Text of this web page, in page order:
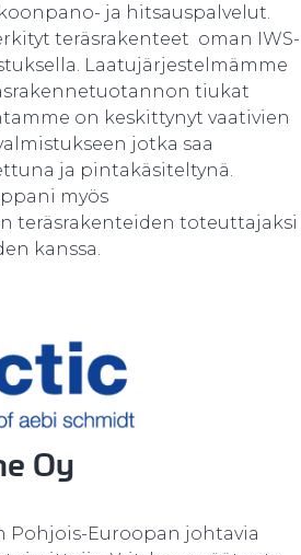
ja hitsauspalvelut.
teräsrakenteet oman IWS-
Laatujärjestelmämme
tiukat
on keskittynyt vaativien
jotka saa
ja pintakäsiteltynä.
myös
teräsrakenteiden toteuttajaksi
kanssa.
Oy
Pohjois-Euroopan johtavia